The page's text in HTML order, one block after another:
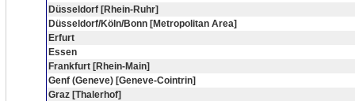
Düsseldorf [Rhein-Ruhr]
Düsseldorf/Köln/Bonn [Metropolitan Area]
Erfurt
Essen
Frankfurt [Rhein-Main]
Genf (Geneve) [Geneve-Cointrin]
Graz [Thalerhof]